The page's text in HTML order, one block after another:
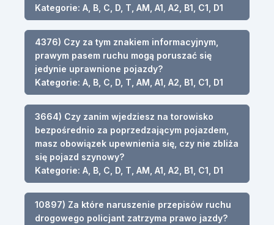
Kategorie: A, B, C, D, T, AM, A1, A2, B1, C1, D1
4376) Czy za tym znakiem informacyjnym,
prawym pasem ruchu mogą poruszać się
jedynie uprawnione pojazdy?
Kategorie: A, B, C, D, T, AM, A1, A2, B1, C1, D1
3664) Czy zanim wjedziesz na torowisko
bezpośrednio za poprzedzającym pojazdem,
masz obowiązek upewnienia się, czy nie zbliża
się pojazd szynowy?
Kategorie: A, B, C, D, T, AM, A1, A2, B1, C1, D1
10897) Za które naruszenie przepisów ruchu
drogowego policjant zatrzyma prawo jazdy?